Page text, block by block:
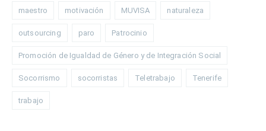
maestro motivación MUVISA naturaleza
outsourcing paro Patrocinio
Promoción de Igualdad de Género y de Integración Social
Socorrismo socorristas Teletrabajo Tenerife
trabajo